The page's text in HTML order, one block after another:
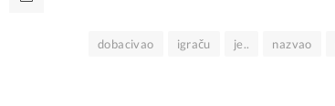
dobacivao igraču je.. nazvao